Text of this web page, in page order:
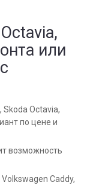
или
Octavia,
по цене и
возможность
Caddy,